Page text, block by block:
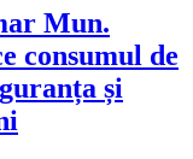
Mun.
consumul de
și